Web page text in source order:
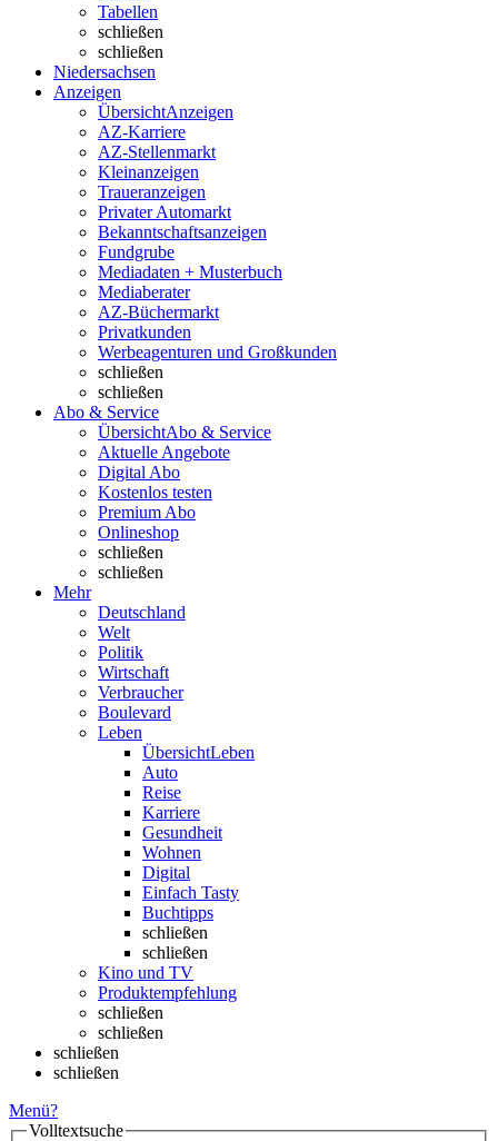
Tabellen
schließen
schließen
Niedersachsen
Anzeigen
ÜbersichtAnzeigen
AZ-Karriere
AZ-Stellenmarkt
Kleinanzeigen
Traueranzeigen
Privater Automarkt
Bekanntschaftsanzeigen
Fundgrube
Mediadaten + Musterbuch
Mediaberater
AZ-Büchermarkt
Privatkunden
Werbeagenturen und Großkunden
schließen
schließen
Abo & Service
ÜbersichtAbo & Service
Aktuelle Angebote
Digital Abo
Kostenlos testen
Premium Abo
Onlineshop
schließen
schließen
Mehr
Deutschland
Welt
Politik
Wirtschaft
Verbraucher
Boulevard
Leben
ÜbersichtLeben
Auto
Reise
Karriere
Gesundheit
Wohnen
Digital
Einfach Tasty
Buchtipps
schließen
schließen
Kino und TV
Produktempfehlung
schließen
schließen
schließen
schließen
Menü?
Volltextsuche